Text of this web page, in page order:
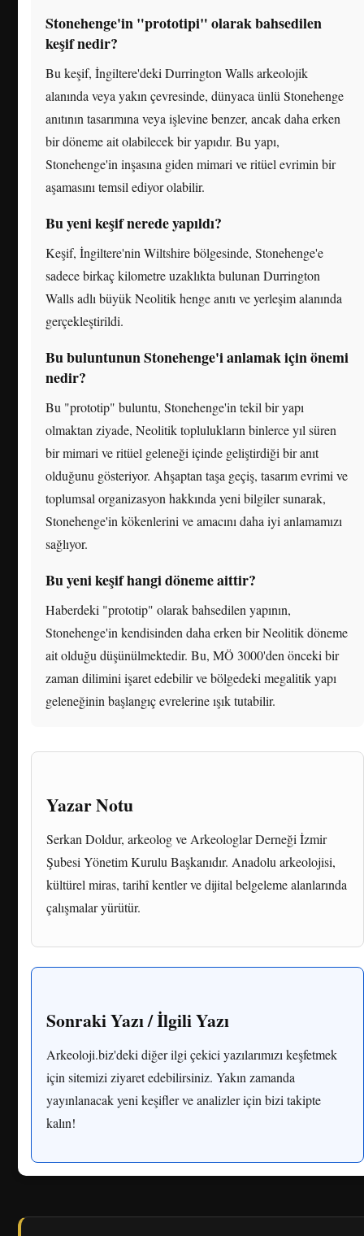
Stonehenge'in "prototipi" olarak bahsedilen
keşif nedir?
Bu keşif, İngiltere'deki Durrington Walls arkeolojik
alanında veya yakın çevresinde, dünyaca ünlü Stonehenge
anıtının tasarımına veya işlevine benzer, ancak daha erken
bir döneme ait olabilecek bir yapıdır. Bu yapı,
Stonehenge'in inşasına giden mimari ve ritüel evrimin bir
aşamasını temsil ediyor olabilir.
Bu yeni keşif nerede yapıldı?
Keşif, İngiltere'nin Wiltshire bölgesinde, Stonehenge'e
sadece birkaç kilometre uzaklıkta bulunan Durrington
Walls adlı büyük Neolitik henge anıtı ve yerleşim alanında
gerçekleştirildi.
Bu buluntunun Stonehenge'i anlamak için önemi
nedir?
Bu "prototip" buluntu, Stonehenge'in tekil bir yapı
olmaktan ziyade, Neolitik toplulukların binlerce yıl süren
bir mimari ve ritüel geleneği içinde geliştirdiği bir anıt
olduğunu gösteriyor. Ahşaptan taşa geçiş, tasarım evrimi ve
toplumsal organizasyon hakkında yeni bilgiler sunarak,
Stonehenge'in kökenlerini ve amacını daha iyi anlamamızı
sağlıyor.
Bu yeni keşif hangi döneme aittir?
Haberdeki "prototip" olarak bahsedilen yapının,
Stonehenge'in kendisinden daha erken bir Neolitik döneme
ait olduğu düşünülmektedir. Bu, MÖ 3000'den önceki bir
zaman dilimini işaret edebilir ve bölgedeki megalitik yapı
geleneğinin başlangıç evrelerine ışık tutabilir.
Yazar Notu
Serkan Doldur, arkeolog ve Arkeologlar Derneği İzmir
Şubesi Yönetim Kurulu Başkanıdır. Anadolu arkeolojisi,
kültürel miras, tarihî kentler ve dijital belgeleme alanlarında
çalışmalar yürütür.
Sonraki Yazı / İlgili Yazı
Arkeoloji.biz'deki diğer ilgi çekici yazılarımızı keşfetmek
için sitemizi ziyaret edebilirsiniz. Yakın zamanda
yayınlanacak yeni keşifler ve analizler için bizi takipte
kalın!